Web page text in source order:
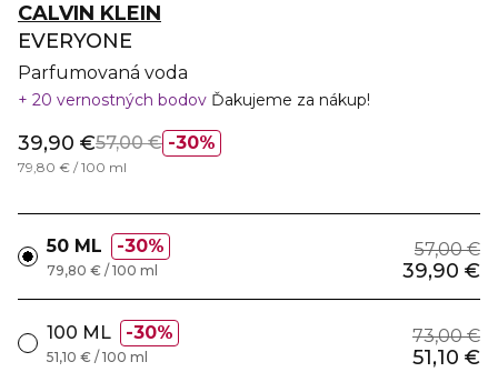
CALVIN KLEIN
EVERYONE
Parfumovaná voda
20 vernostných bodov Ďakujeme za nákup!
30%
39,90 €57,00 €
79,80 € / 100 ml
50 ML 30% 57,00 €
39,90 €
79,80 € / 100 ml
100 ML 30% 73,00 €
51,10 €
51,10 € / 100 ml